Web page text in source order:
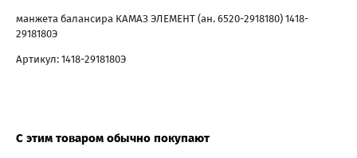
манжета балансира КАМАЗ ЭЛЕМЕНТ (ан. 6520-2918180) 1418-
2918180Э
Артикул: 1418-2918180Э
С этим товаром обычно покупают